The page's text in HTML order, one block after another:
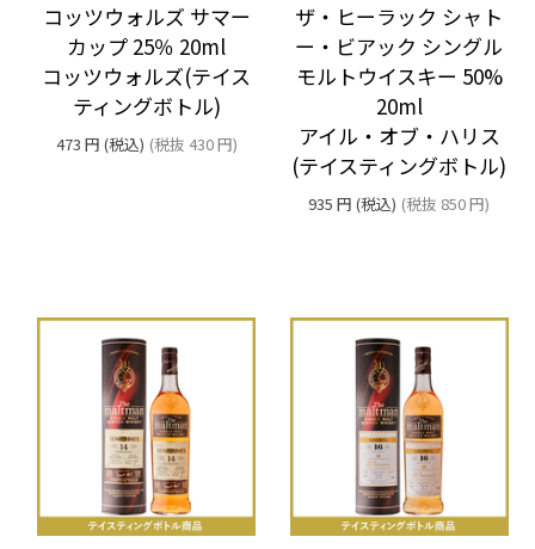
コッツウォルズ サマー
カップ 25％ 20ml
コッツウォルズ(テイス
ティングボトル)
473 円 (税込) (税抜 430円)
ザ・ヒーラック シャト
ー・ビアック シングル
モルトウイスキー 50%
20ml
アイル・オブ・ハリス
(テイスティングボトル)
935 円 (税込) (税抜 850円)